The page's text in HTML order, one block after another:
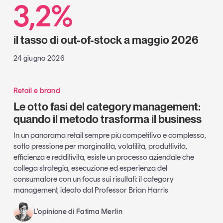
3,2%
il tasso di out-of-stock a maggio 2026
24 giugno 2026
Retail e brand
Le otto fasi del category management:
quando il metodo trasforma il business
In un panorama retail sempre più competitivo e complesso,
sotto pressione per marginalità, volatilità, produttività,
efficienza e redditività, esiste un processo aziendale che
collega strategia, esecuzione ed esperienza del
consumatore con un focus sui risultati: il category
management, ideato dal Professor Brian Harris
L’opinione di Fatima Merlin